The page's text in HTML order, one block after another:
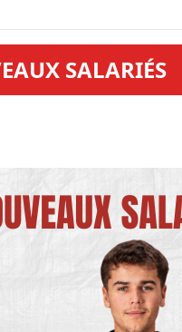
SALARIÉS